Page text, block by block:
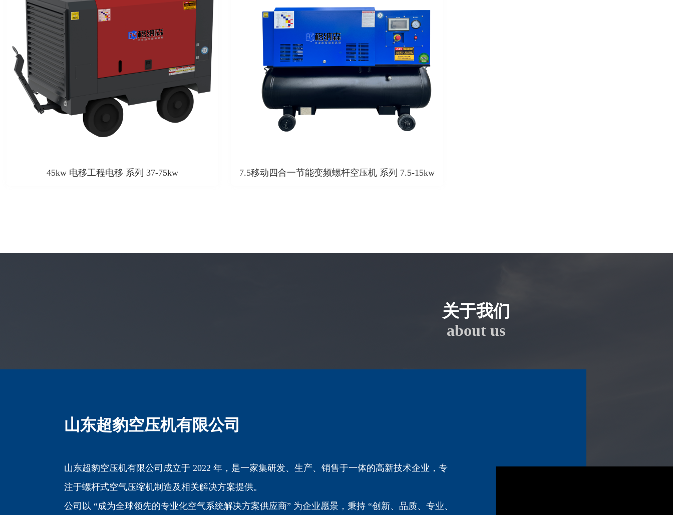
45kw 电移工程电移 系列 37-75kw 7.5移动四合一节能变频螺杆空压机 系列 7.5-15kw
山东超豹空压机有限公司成立于 2022 年，是一家集研发、生产、销售于一体的高新技术企业，专
注于螺杆式空气压缩机制造及相关解决方案提供。
公司以 “成为全球领先的专业化空气系统解决方案供应商” 为企业愿景，秉持 “创新、品质、专业、
山东超豹空压机有限公司
关于我们
about us